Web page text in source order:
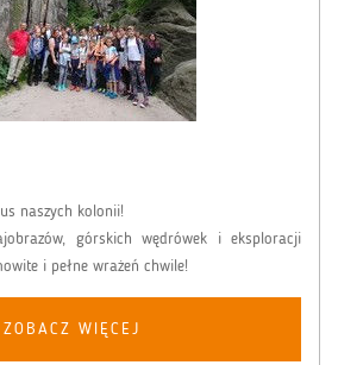
naszych kolonii!
górskich wędrówek i eksploracji
i pełne wrażeń chwile!
ZOBACZ WIĘCEJ